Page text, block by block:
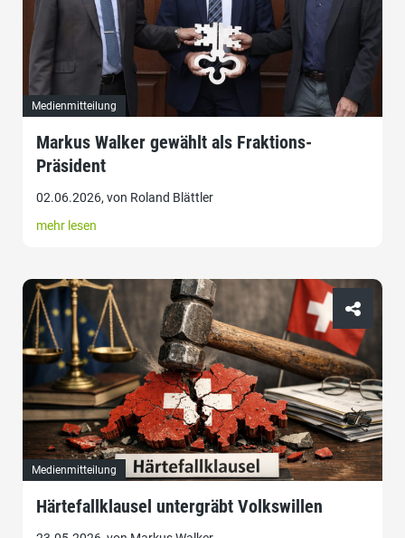
Medienmitteilung
Markus Walker gewählt als Fraktions-
Präsident
02.06.2026, von Roland Blättler
mehr lesen
Medienmitteilung
Härtefallklausel untergräbt Volkswillen